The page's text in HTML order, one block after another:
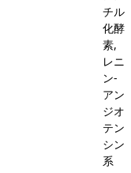
チル
化酵
素,
レニ
ン-
アン
ジオ
テン
シン
系